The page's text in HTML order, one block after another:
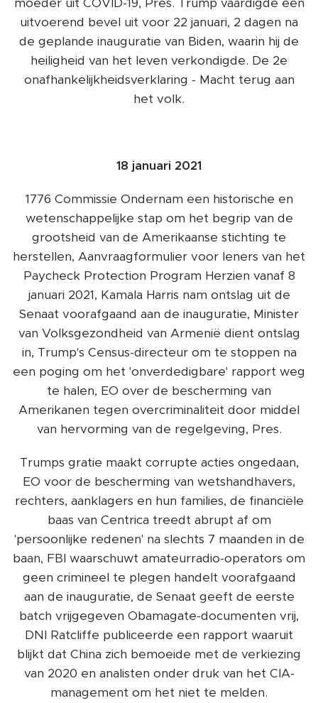
uitvoerend bevel uit voor 22 januari, 2 dagen na
de geplande inauguratie van Biden, waarin hij de
heiligheid van het leven verkondigde. De 2e
onafhankelijkheidsverklaring - Macht terug aan
het volk.
18 januari 2021
1776 Commissie Ondernam een ​​historische en
wetenschappelijke stap om het begrip van de
grootsheid van de Amerikaanse stichting te
herstellen, Aanvraagformulier voor leners van het
Paycheck Protection Program Herzien vanaf 8
januari 2021, Kamala Harris nam ontslag uit de
Senaat voorafgaand aan de inauguratie, Minister
van Volksgezondheid van Armenië dient ontslag
in, Trump's Census-directeur om te stoppen na
een poging om het 'onverdedigbare' rapport weg
te halen, EO over de bescherming van
Amerikanen tegen overcriminaliteit door middel
van hervorming van de regelgeving, Pres.
Trumps gratie maakt corrupte acties ongedaan,
EO voor de bescherming van wetshandhavers,
rechters, aanklagers en hun families, de financiële
baas van Centrica treedt abrupt af om
'persoonlijke redenen' na slechts 7 maanden in de
baan, FBI waarschuwt amateurradio-operators om
geen crimineel te plegen handelt voorafgaand
aan de inauguratie, de Senaat geeft de eerste
batch vrijgegeven Obamagate-documenten vrij,
DNI Ratcliffe publiceerde een rapport waaruit
blijkt dat China zich bemoeide met de verkiezing
van 2020 en analisten onder druk van het CIA-
management om het niet te melden.